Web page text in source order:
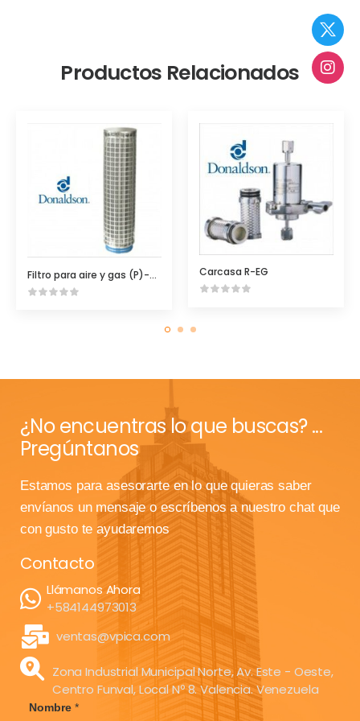
Productos Relacionados
Filtro para aire y gas (P)-GSL N Carcasa R-EG
¿No encuentras lo que buscas? ...
Pregúntanos
Estamos para asesorarte en lo que quieras saber
envíanos un mensaje o escríbenos a nuestro chat que
con gusto te ayudaremos
Contacto
Llámanos Ahora
+584144973013
ventas@vpica.com
Zona Industrial Municipal Norte, Av. Este - Oeste,
Centro Funval, Local Nº 8. Valencia. Venezuela
Nombre *